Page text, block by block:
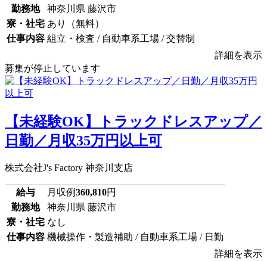
勤務地
神奈川県 藤沢市
寮・社宅 あり（無料）
仕事内容 組立・検査 / 自動車系工場 / 交替制
詳細を表示
募集が停止しています
【未経験OK】トラックドレスアップ／
日勤／月収35万円以上可
株式会社J's Factory 神奈川支店
給与 月収例360,810円
勤務地
神奈川県 藤沢市
寮・社宅 なし
仕事内容 機械操作・製造補助 / 自動車系工場 / 日勤
詳細を表示